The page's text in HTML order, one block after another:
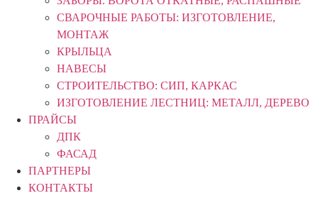
СВАРОЧНЫЕ РАБОТЫ: ИЗГОТОВЛЕНИЕ,
МОНТАЖ
КРЫЛЬЦА
НАВЕСЫ
СТРОИТЕЛЬСТВО: СИП, КАРКАС
ИЗГОТОВЛЕНИЕ ЛЕСТНИЦ: МЕТАЛЛ, ДЕРЕВО
ПРАЙСЫ
ДПК
ФАСАД
ПАРТНЕРЫ
КОНТАКТЫ